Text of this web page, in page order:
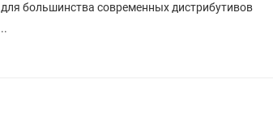
большинства современных дистрибутивов